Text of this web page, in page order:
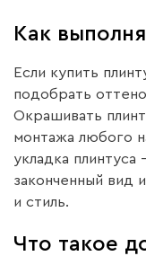
Как
Если купить
подобрать
Окрашивать
монтажа любого
укладка
законченный вид
и стиль.
Что такое